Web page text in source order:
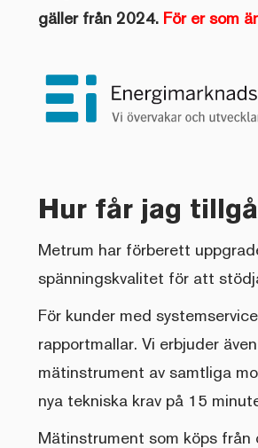
gäller från 2024. För er som
Hur får jag
Metrum har förberett
spänningskvalitet för att
För kunder med
rapportmallar. Vi erbjuder
mätinstrument av samtliga
nya tekniska krav på 15
Mätinstrument som köps